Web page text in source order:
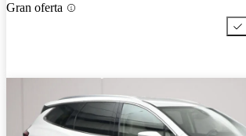
Gran oferta